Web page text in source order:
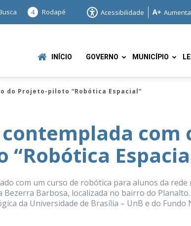
4 Rodapé Acessibilidade
INÍCIO GOVERNO MUNICÍPIO
do Projeto-piloto “Robótica Espacial”
com
com um curso de robótica para alunos da rede
Bezerra Barbosa, localizada no bairro do
da Universidade de Brasília – UnB e do Fundo